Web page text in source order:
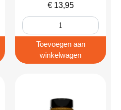
€13,95
Toevoegen aan
winkelwagen